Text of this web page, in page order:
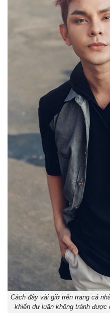
Cách đây vài giờ trên trang cá
khiến dư luận không tránh